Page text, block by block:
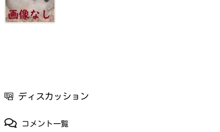
ディスカッション
コメント一覧